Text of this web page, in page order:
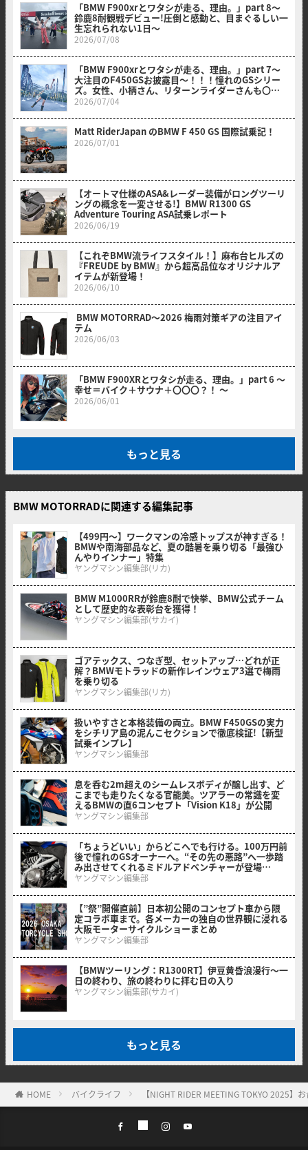
「BMW F900xrとワタシが走る、理由。」part 8〜
鈴鹿8耐観戦デビュー!圧倒と感動と、目まぐるしい一
生忘れられない1日〜
2026/07/08
「BMW F900xrとワタシが走る、理由。」part 7～
大注目のF450GSお披露目～！！！憧れのGSシリー
ズ。女性、小柄さん、リターンライダーさんも〇〇
のおかげでスイスイ乗れそうだ？！～
2026/07/04
Matt RiderJapan のBMW F 450 GS 国際試乗記！
2026/07/01
【オートマ仕様のASA&レーダー装備がロングツーリ
ングの概念を一変させる!】BMW R1300 GS
Adventure Touring ASA試乗レポート
2026/06/19
【これぞBMW流ライフスタイル！】麻布台ヒルズの
『FREUDE by BMW』から超高品位なオリジナルア
イテムが新登場！
2026/06/10
BMW MOTORRAD〜2026 梅雨対策ギアの注目アイ
テム
2026/06/03
「BMW F900XRとワタシが走る、理由。」part 6 〜
幸せ＝バイク＋サウナ＋〇〇〇？！ 〜
2026/06/01
もっと見る
BMW MOTORRADに関連する編集記事
【499円〜】ワークマンの冷感トップスが神すぎる！
BMWや南海部品など、夏の酷暑を乗り切る「最強ひ
んやりインナー」特集
ヤングマシン編集部(リカ)
BMW M1000RRが鈴鹿8耐で快挙、BMW公式チーム
として歴史的な表彰台を獲得！
ヤングマシン編集部(サカイ)
ゴアテックス、つなぎ型、セットアップ…どれが正
解？BMWモトラッドの新作レインウェア3選で梅雨
を乗り切る
ヤングマシン編集部(リカ)
扱いやすさと本格装備の両立。BMW F450GSの実力
をシチリア島の泥んこセクションで徹底検証!【新型
試乗インプレ】
ヤングマシン編集部
息を呑む2m超えのシームレスボディが醸し出す、ど
こまでも走りたくなる官能美。ツアラーの常識を変
えるBMWの直6コンセプト「Vision K18」が公開
ヤングマシン編集部
「ちょうどいい」からどこへでも行ける。100万円前
後で憧れのGSオーナーへ。“その先の悪路”へ一歩踏
み出させてくれるミドルアドベンチャーが登場
【BMW F 450 GS】
ヤングマシン編集部
【”祭”開催直前】日本初公開のコンセプト車から限
定コラボ車まで。各メーカーの独自の世界観に浸れる
大阪モーターサイクルショーまとめ
ヤングマシン編集部
【BMWツーリング：R1300RT】伊豆黄昏浪漫行〜一
日の終わり、旅の終わりに拝む日の入り
ヤングマシン編集部(サカイ)
もっと見る
HOME バイクライフ 【NIGHT RIDER MEETING TOKYO 2025